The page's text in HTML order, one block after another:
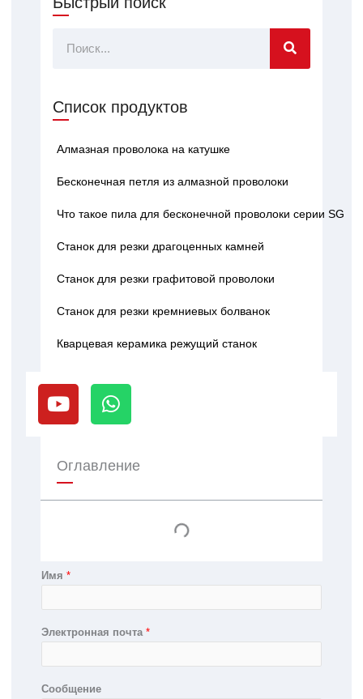
Поиск
Список продуктов
Алмазная проволока на катушке
Бесконечная петля из алмазной проволоки
Что такое пила для бесконечной проволоки серии SG
Станок для резки драгоценных камней
Станок для резки графитовой проволоки
Станок для резки кремниевых болванок
Кварцевая керамика режущий станок
Y
o
u
u
b
e
W
h
a
s
p
Оглавление
Имя *
Электронная почта *
Сообщение